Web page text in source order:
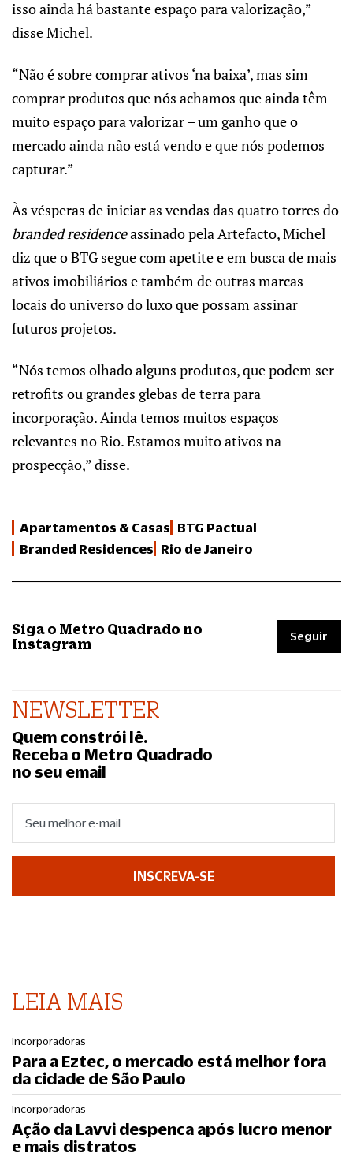
isso ainda há bastante espaço para valorização,”
disse Michel.
“Não é sobre comprar ativos ‘na baixa’, mas sim
comprar produtos que nós achamos que ainda têm
muito espaço para valorizar – um ganho que o
mercado ainda não está vendo e que nós podemos
capturar.”
Às vésperas de iniciar as vendas das quatro torres do
branded residenceassinado pela Artefacto, Michel
diz que o BTG segue com apetite e em busca de mais
ativos imobiliários e também de outras marcas
locais do universo do luxo que possam assinar
futuros projetos.
“Nós temos olhado alguns produtos, que podem ser
retrofits ou grandes glebas de terra para
incorporação. Ainda temos muitos espaços
relevantes no Rio. Estamos muito ativos na
prospecção,” disse.
Apartamentos & Casas BTG Pactual
Branded Residences Rio de Janeiro
Siga o Metro Quadrado no
Instagram
Seguir
NEWSLETTER
Quem constrói lê.
Receba o Metro Quadrado
no seu email
INSCREVA-SE
LEIA MAIS
Incorporadoras
Para a Eztec, o mercado está melhor fora
da cidade de São Paulo
Incorporadoras
Ação da Lavvi despenca após lucro menor
e mais distratos